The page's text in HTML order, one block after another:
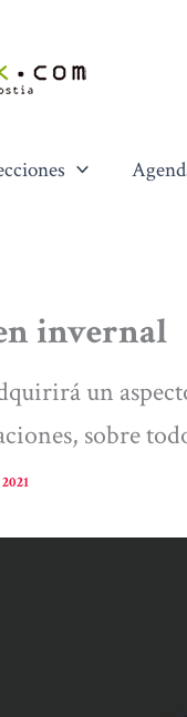
invernal
un
sobre